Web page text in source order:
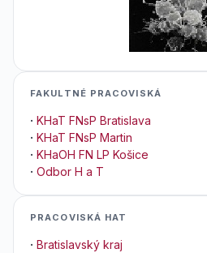
FAKULTNÉ PRACOVISKÁ
· KHaT FNsP Bratislava
· KHaT FNsP Martin
· KHaOH FN LP Košice
· Odbor H a T
PRACOVISKÁ HAT
· Bratislavský kraj